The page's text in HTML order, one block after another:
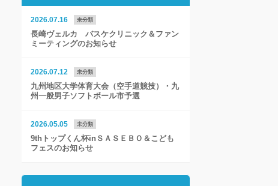
2026.07.16 未分類
長崎ヴェルカ バスケクリニック＆ファン
ミーティングのお知らせ
2026.07.12 未分類
九州地区大学体育大会（空手道競技）・九
州一般男子ソフトボール市予選
2026.05.05 未分類
9thトップくん杯inＳＡＳＥＢＯ＆こども
フェスのお知らせ